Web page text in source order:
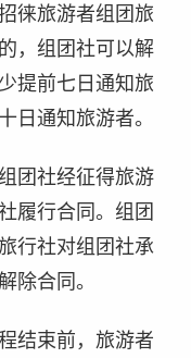
徕旅游者组团旅
，组团社可以解
提前七日通知旅
日通知旅游者。
团社经征得旅游
履行合同。组团
行社对组团社承
除合同。
结束前，旅游者